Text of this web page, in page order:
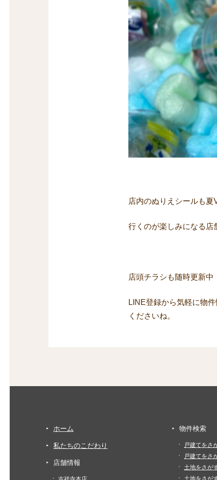
店内のぬりえシールも夏
行くのが楽しみになる店
店頭チラシも随時更新中
LINE登録から気軽に物
くださいね。
ホーム
私たちのこだわり
店舗情報
物件検索
戸建てをさ
戸建てをさ
土地をさが
土地をさが